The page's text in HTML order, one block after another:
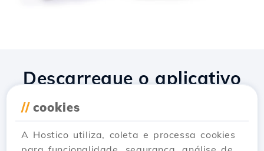
// cookies
A Hostico utiliza, coleta e processa cookies
Descarregue o aplicativo